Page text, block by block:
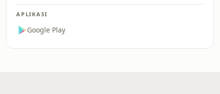
APLIKASI
Google Play